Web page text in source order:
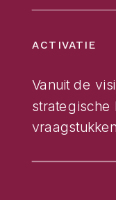
ACTIVATIE
Vanuit de
strategische